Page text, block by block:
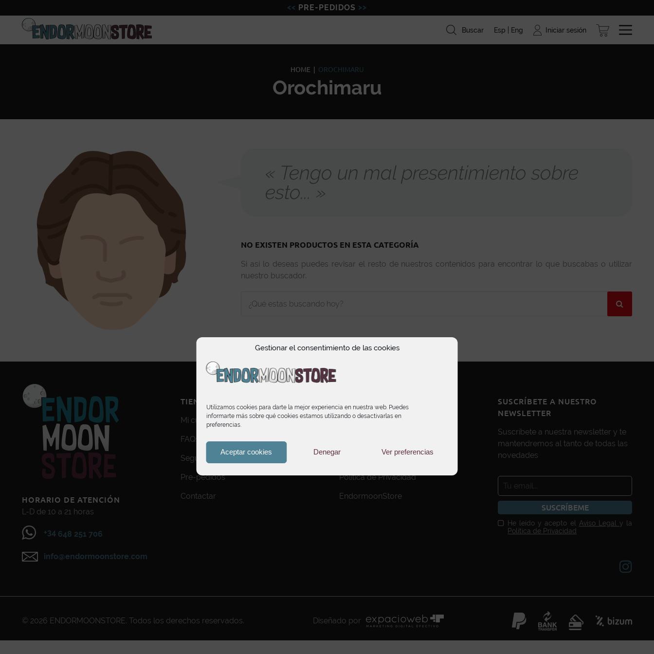
Gestionar el consentimiento de las cookies
Utilizamos cookies para darte la mejor experiencia en nuestra web. Puedes
informarte más sobre qué cookies estamos utilizando o desactivarlas en
preferencias.
Aceptar cookies Denegar Ver preferencias
PRE-PEDIDOS
Inicio Pre-pedidos Figuras Miniaturas Modelismo Marcas Blog
Buscar Esp Eng Iniciar sesión
HOME OROCHIMARU
Orochimaru
« Tengo un mal presentimiento sobre
esto... »
NO EXISTEN PRODUCTOS EN ESTA CATEGORÍA
Si así lo deseas puedes revisar el resto de nuestros contenidos para encontrar lo que buscabas o utilizar
nuestro buscador.
HORARIO DE ATENCIÓN
L-D de 10 a 21 horas
+34 648 251 706
info@endormoonstore.com
TIENDA
Mi cuenta
FAQs
Seguimiento de Pedidos
Pre-pedidos
Contactar
Condiciones de Compra
Política de Cookies
Política de Privacidad
EndormoonStore
SUSCRÍBETE A NUESTRO
NEWSLETTER
Suscríbete a nuestra newsletter y te
mantendremos al tanto de todas las
novedades
SUSCRÍBEME
He leído y acepto el Aviso Legal y la
Política de Privacidad
© 2026 ENDORMOONSTORE. Todos los derechos reservados. Diseñado por